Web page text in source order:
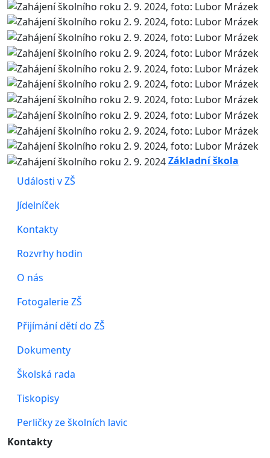
Základní škola
Události v ZŠ
Jídelníček
Kontakty
Rozvrhy hodin
O nás
Fotogalerie ZŠ
Přijímání dětí do ZŠ
Dokumenty
Školská rada
Tiskopisy
Perličky ze školních lavic
Kontakty